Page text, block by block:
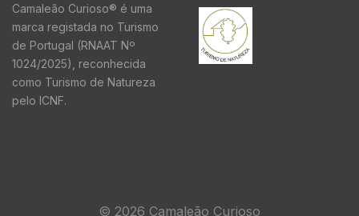
Camaleão Curioso® é uma
marca registada no Turismo
de Portugal (RNAAT Nº
1024/2025), reconhecida
como Turismo de Natureza
pelo ICNF.
© 2026 Camaleão Curioso